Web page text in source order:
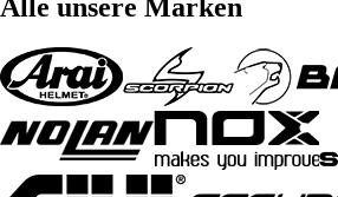
Alle unsere Marken